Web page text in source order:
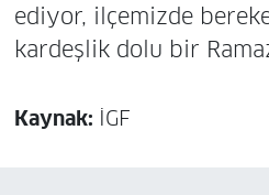
ediyor, ilçemizde
kardeşlik dolu bir
Kaynak: İGF